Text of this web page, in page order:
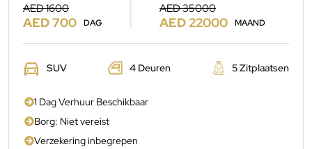
AED 1600
AED 700 DAG
AED 35000
AED 22000 MAAND
SUV 4 Deuren 5 Zitplaatsen
1 Dag Verhuur Beschikbaar
Borg: Niet vereist
Verzekering inbegrepen